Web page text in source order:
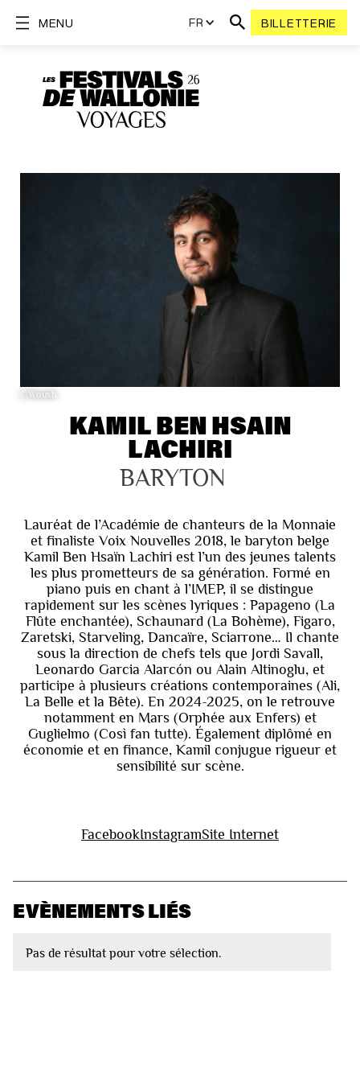
FR BILLETTERIE
MENU
©Woush
KAMIL BEN HSAIN
LACHIRI
BARYTON
Lauréat de l’Académie de chanteurs de la Monnaie
et finaliste Voix Nouvelles 2018, le baryton belge
Kamil Ben Hsaïn Lachiri est l’un des jeunes talents
les plus prometteurs de sa génération. Formé en
piano puis en chant à l’IMEP, il se distingue
rapidement sur les scènes lyriques : Papageno (La
Flûte enchantée), Schaunard (La Bohème), Figaro,
Zaretski, Starveling, Dancaïre, Sciarrone… Il chante
sous la direction de chefs tels que Jordi Savall,
Leonardo Garcia Alarcón ou Alain Altinoglu, et
participe à plusieurs créations contemporaines (Ali,
La Belle et la Bête). En 2024-2025, on le retrouve
notamment en Mars (Orphée aux Enfers) et
Guglielmo (Così fan tutte). Également diplômé en
économie et en finance, Kamil conjugue rigueur et
sensibilité sur scène.
FacebookInstagramSite Internet
EVÈNEMENTS LIÉS
Pas de résultat pour votre sélection.